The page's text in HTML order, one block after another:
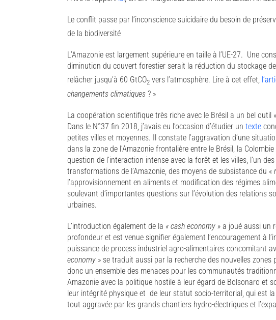
Le conflit passe par l’inconscience suicidaire du besoin de
de la biodiversité
L’Amazonie est largement supérieure en taille à l’UE-27. Une
diminution du couvert forestier serait la réduction du stockage
relâcher jusqu’à 60 GtCO2 vers l’atmosphère. Lire à cet effet,
changements climatiques ? »
La coopération scientifique très riche avec le Brésil a un bel outil «
Dans le N°37 fin 2018, j’avais eu l’occasion d’étudier un texte
petites villes et moyennes. Il constate l’aggravation d’une
dans la zone de l’Amazonie frontalière entre le Brésil, la
question de l’interaction intense avec la forêt et les villes, l’un
transformations de l’Amazonie, des moyens de subsistance du «
l’approvisionnement en aliments et modification des régimes
soulevant d’importantes questions sur l’évolution des relations
urbaines.
L’introduction également de la « cash economy » a joué aussi un
profondeur et est venue signifier également l’encouragement à
puissance de process industriel agro-alimentaires concomitant
economy » se traduit aussi par la recherche des nouvelles
donc un ensemble des menaces pour les communautés
Amazonie avec la politique hostile à leur égard de Bolsonaro et
leur intégrité physique et de leur statut socio-territorial, qui est
tout aggravée par les grands chantiers hydro-électriques et